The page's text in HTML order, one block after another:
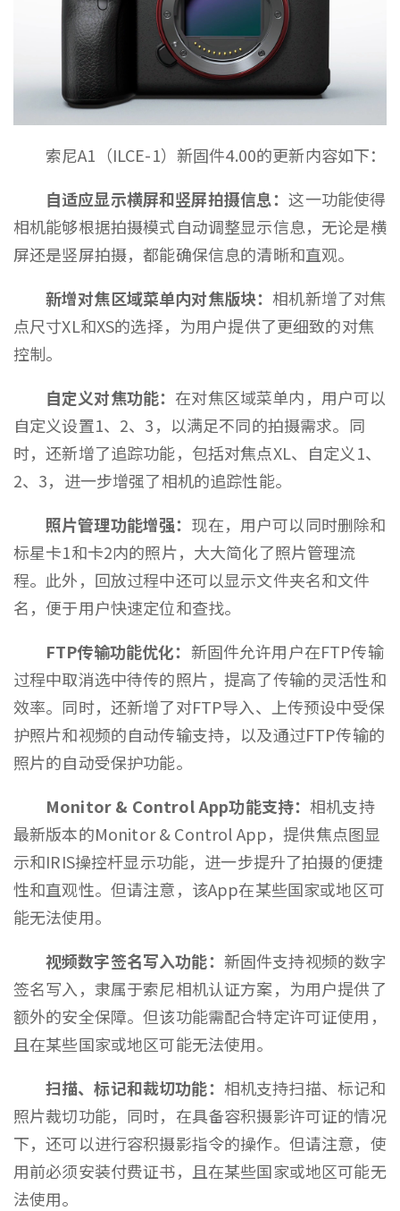
索尼A1（ILCE-1）新固件4.00的更新内容如下：
自适应显示横屏和竖屏拍摄信息：这一功能使得
相机能够根据拍摄模式自动调整显示信息，无论是横
屏还是竖屏拍摄，都能确保信息的清晰和直观。
新增对焦区域菜单内对焦版块：相机新增了对焦
点尺寸XL和XS的选择，为用户提供了更细致的对焦
控制。
自定义对焦功能： 在对焦区域菜单内，用户可以
自定义设置1、2、3，以满足不同的拍摄需求。同
时，还新增了追踪功能，包括对焦点XL、自定义1、
2、3，进一步增强了相机的追踪性能。
照片管理功能增强： 现在，用户可以同时删除和
标星卡1和卡2内的照片，大大简化了照片管理流
程。此外，回放过程中还可以显示文件夹名和文件
名，便于用户快速定位和查找。
FTP传输功能优化： 新固件允许用户在FTP传输
过程中取消选中待传的照片，提高了传输的灵活性和
效率。同时，还新增了对FTP导入、上传预设中受保
护照片和视频的自动传输支持，以及通过FTP传输的
照片的自动受保护功能。
Monitor & Control App功能支持：相机支持
最新版本的Monitor & Control App，提供焦点图显
示和IRIS操控杆显示功能，进一步提升了拍摄的便捷
性和直观性。但请注意，该App在某些国家或地区可
能无法使用。
视频数字签名写入功能： 新固件支持视频的数字
签名写入，隶属于索尼相机认证方案，为用户提供了
额外的安全保障。但该功能需配合特定许可证使用，
且在某些国家或地区可能无法使用。
扫描、标记和裁切功能： 相机支持扫描、标记和
照片裁切功能，同时，在具备容积摄影许可证的情况
下，还可以进行容积摄影指令的操作。但请注意，使
用前必须安装付费证书，且在某些国家或地区可能无
法使用。